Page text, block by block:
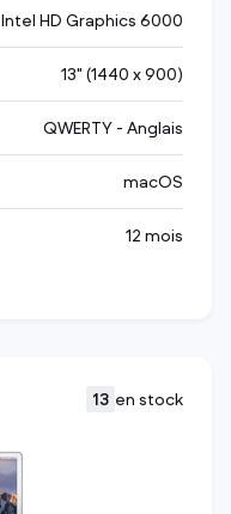
Intel HD Graphics 6000
13" (1440 x 900)
QWERTY - Anglais
macOS
12 mois
13 en stock